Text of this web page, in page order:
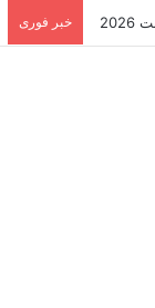
خبر فوری